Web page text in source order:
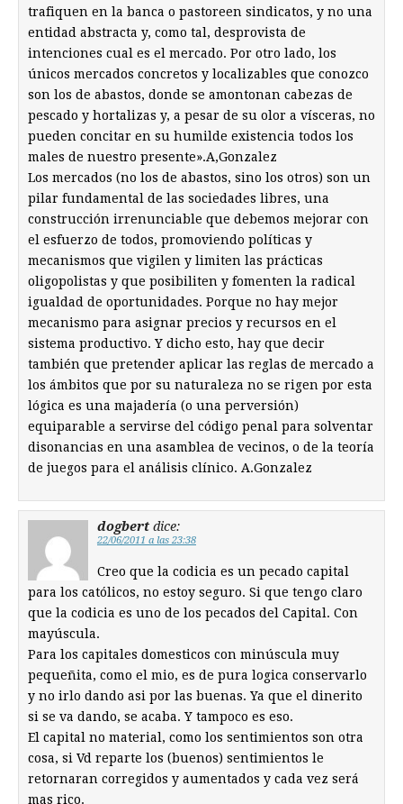
trafiquen en la banca o pastoreen sindicatos, y no una
entidad abstracta y, como tal, desprovista de
intenciones cual es el mercado. Por otro lado, los
únicos mercados concretos y localizables que conozco
son los de abastos, donde se amontonan cabezas de
pescado y hortalizas y, a pesar de su olor a vísceras, no
pueden concitar en su humilde existencia todos los
males de nuestro presente».A,Gonzalez
Los mercados (no los de abastos, sino los otros) son un
pilar fundamental de las sociedades libres, una
construcción irrenunciable que debemos mejorar con
el esfuerzo de todos, promoviendo políticas y
mecanismos que vigilen y limiten las prácticas
oligopolistas y que posibiliten y fomenten la radical
igualdad de oportunidades. Porque no hay mejor
mecanismo para asignar precios y recursos en el
sistema productivo. Y dicho esto, hay que decir
también que pretender aplicar las reglas de mercado a
los ámbitos que por su naturaleza no se rigen por esta
lógica es una majadería (o una perversión)
equiparable a servirse del código penal para solventar
disonancias en una asamblea de vecinos, o de la teoría
de juegos para el análisis clínico. A.Gonzalez
dogbert dice:
22/06/2011 a las 23:38
Creo que la codicia es un pecado capital
para los católicos, no estoy seguro. Si que tengo claro
que la codicia es uno de los pecados del Capital. Con
mayúscula.
Para los capitales domesticos con minúscula muy
pequeñita, como el mio, es de pura logica conservarlo
y no irlo dando asi por las buenas. Ya que el dinerito
si se va dando, se acaba. Y tampoco es eso.
El capital no material, como los sentimientos son otra
cosa, si Vd reparte los (buenos) sentimientos le
retornaran corregidos y aumentados y cada vez será
mas rico.